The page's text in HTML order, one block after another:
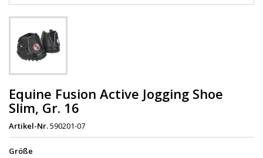
Equine Fusion Active Jogging Shoe
Slim, Gr. 16
Artikel-Nr.590201-07
Größe